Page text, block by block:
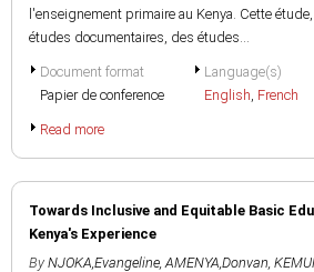
l'enseignement primaire au Kenya. Cette
études documentaires, des études...
Document format
Papier de conference
Language(s)
English, French
Read more
Towards Inclusive and Equitable Basic
Kenya's Experience
By NJOKA,Evangeline,AMENYA,Donvan,